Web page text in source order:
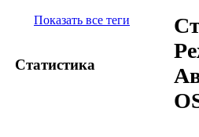
Показать все теги
Статистика